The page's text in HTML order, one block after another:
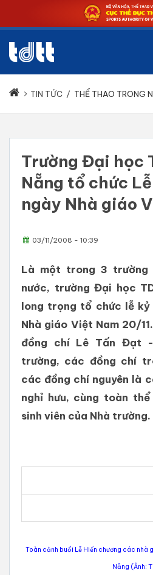
TIN TỨC / THỂ THAO TRONG
Trường Đại học
Nẵng tổ chức
ngày Nhà giáo
03/11/2008 - 10:39
Là một trong 3 trường
nước, trường Đại học
long trọng tổ chức lễ kỷ
Nhà giáo Việt Nam 20/
đồng chí Lê Tấn Đạt
trường, các đồng chí
các đồng chí nguyên là
nghỉ hưu, cùng toàn
sinh viên của Nhà trường.
Toàn cảnh buổi Lễ Hiến chương các nhà
Nẵng (Ảnh: